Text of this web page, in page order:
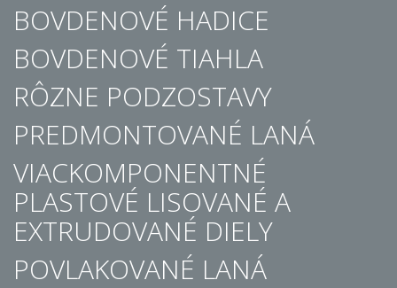
BOVDENOVÉ HADICE
BOVDENOVÉ TIAHLA
RÔZNE PODZOSTAVY
PREDMONTOVANÉ LANÁ
VIACKOMPONENTNÉ
PLASTOVÉ LISOVANÉ A
EXTRUDOVANÉ DIELY
POVLAKOVANÉ LANÁ